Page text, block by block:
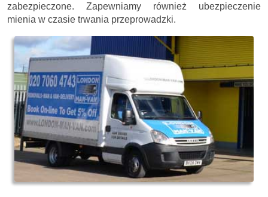
zabezpieczone. Zapewniamy również ubezpieczenie
mienia w czasie trwania przeprowadzki.